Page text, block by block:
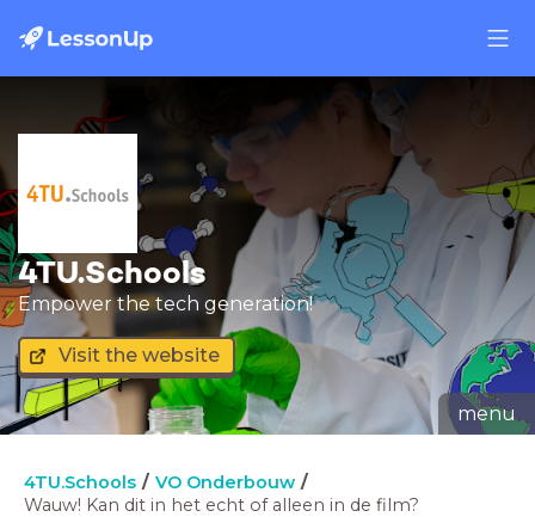
4TU.Schools
Empower the tech generation!
Visit the website
menu
4TU.Schools
VO Onderbouw
Wauw! Kan dit in het echt of alleen in de film?